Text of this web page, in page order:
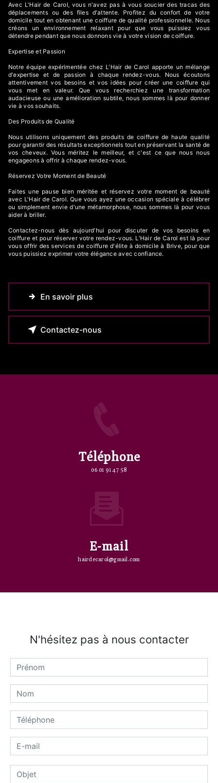
Avec L'Hair de Carol, vous n'avez pas à vous soucier des tracas des
déplacements ou des files d'attente. Profitez du confort de votre
domicile tout en obtenant une coiffure de qualité professionnelle. Nous
créons un environnement relaxant pour que vous puissiez vous
détendre pendant que nous donnons vie à votre vision de coiffure.
Expertise et Passion
Notre équipe expérimentée chez L'Hair de Carol apporte un mélange
d'expertise et de passion à chaque rendez-vous. Nous écoutons
attentivement vos besoins et vos idées pour créer une coiffure qui
vous met en valeur. Que vous recherchiez une transformation
audacieuse ou une amélioration subtile, nous sommes là pour donner
vie à vos souhaits.
Des Produits de Qualité
Nous utilisons uniquement des produits de coiffure de haute qualité
pour garantir des résultats exceptionnels tout en préservant la santé de
vos cheveux. Vous méritez le meilleur, et c'est ce que nous nous
engageons à offrir à chaque rendez-vous.
Réservez Votre Moment de Beauté
Faites une pause bien méritée et réservez votre moment de beauté
avec L'Hair de Carol. Que vous ayez une occasion spéciale à célébrer
ou simplement envie d'une métamorphose, nous sommes là pour vous
aider à briller.
Contactez-nous dès aujourd'hui pour discuter de vos besoins en
coiffure et pour réserver votre rendez-vous. L'Hair de Carol est là pour
vous offrir des services de coiffure d'élite à domicile à Brive, pour que
vous puissiez exprimer votre élégance avec confiance.
En savoir plus
Contactez-nous
Téléphone
06 01 91 47 58
E-mail
hairdecarol@gmail.com
N'hésitez pas à nous contacter